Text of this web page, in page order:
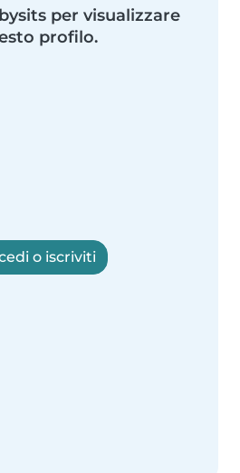
per visualizzare
profilo.
o iscriviti